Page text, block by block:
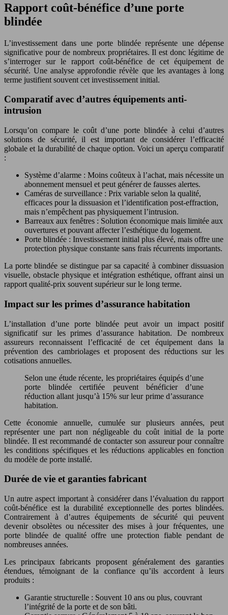
Rapport coût-bénéfice d’une porte
blindée
L’investissement dans une porte blindée représente une dépense
significative pour de nombreux propriétaires. Il est donc légitime de
s’interroger sur le rapport coût-bénéfice de cet équipement de
sécurité. Une analyse approfondie révèle que les avantages à long
terme justifient souvent cet investissement initial.
Comparatif avec d’autres équipements anti-
intrusion
Lorsqu’on compare le coût d’une porte blindée à celui d’autres
solutions de sécurité, il est important de considérer l’efficacité
globale et la durabilité de chaque option. Voici un aperçu comparatif
:
Système d’alarme : Moins coûteux à l’achat, mais nécessite un
abonnement mensuel et peut générer de fausses alertes.
Caméras de surveillance : Prix variable selon la qualité,
efficaces pour la dissuasion et l’identification post-effraction,
mais n’empêchent pas physiquement l’intrusion.
Barreaux aux fenêtres : Solution économique mais limitée aux
ouvertures et pouvant affecter l’esthétique du logement.
Porte blindée : Investissement initial plus élevé, mais offre une
protection physique constante sans frais récurrents importants.
La porte blindée se distingue par sa capacité à combiner dissuasion
visuelle, obstacle physique et intégration esthétique, offrant ainsi un
rapport qualité-prix souvent supérieur sur le long terme.
Impact sur les primes d’assurance habitation
L’installation d’une porte blindée peut avoir un impact positif
significatif sur les primes d’assurance habitation. De nombreux
assureurs reconnaissent l’efficacité de cet équipement dans la
prévention des cambriolages et proposent des réductions sur les
cotisations annuelles.
Selon une étude récente, les propriétaires équipés d’une
porte blindée certifiée peuvent bénéficier d’une
réduction allant jusqu’à 15% sur leur prime d’assurance
habitation.
Cette économie annuelle, cumulée sur plusieurs années, peut
représenter une part non négligeable du coût initial de la porte
blindée. Il est recommandé de contacter son assureur pour connaître
les conditions spécifiques et les réductions applicables en fonction
du modèle de porte installé.
Durée de vie et garanties fabricant
Un autre aspect important à considérer dans l’évaluation du rapport
coût-bénéfice est la durabilité exceptionnelle des portes blindées.
Contrairement à d’autres équipements de sécurité qui peuvent
devenir obsolètes ou nécessiter des mises à jour fréquentes, une
porte blindée de qualité offre une protection fiable pendant de
nombreuses années.
Les principaux fabricants proposent généralement des garanties
étendues, témoignant de la confiance qu’ils accordent à leurs
produits :
Garantie structurelle : Souvent 10 ans ou plus, couvrant
l’intégrité de la porte et de son bâti.